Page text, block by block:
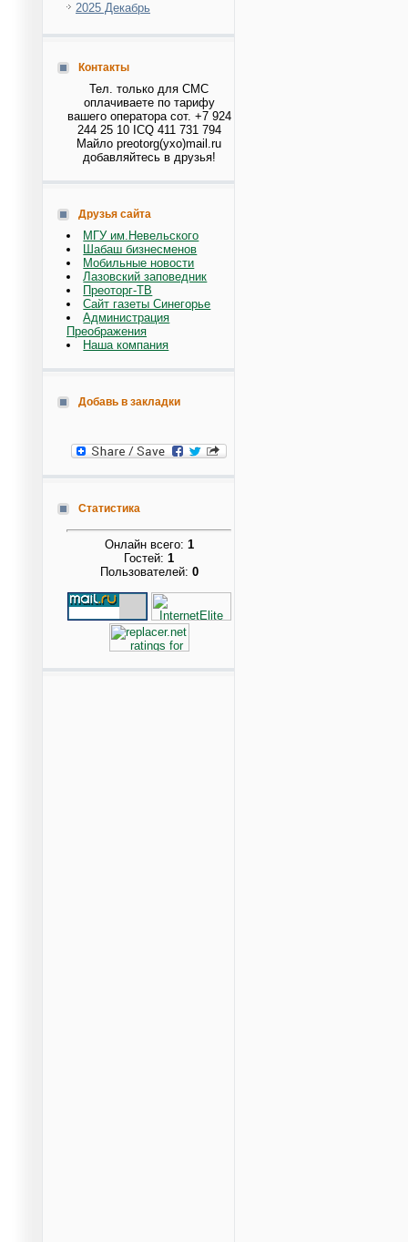
2025 Декабрь
Контакты
Тел. только для СМС
оплачиваете по тарифу
вашего оператора сот. +7 924
244 25 10 ICQ 411 731 794
Майло preotorg(ухо)mail.ru
добавляйтесь в друзья!
Друзья сайта
МГУ им.Невельского
Шабаш бизнесменов
Мобильные новости
Лазовский заповедник
Преоторг-ТВ
Сайт газеты Синегорье
Администрация
Преображения
Наша компания
Добавь в закладки
Статистика
Онлайн всего: 1
Гостей: 1
Пользователей: 0